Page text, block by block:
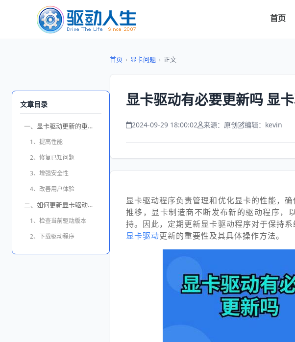
首页
文章目录
一、显卡驱动更新的重要性
1、提高性能
2、修复已知问题
3、增强安全性
4、改善用户体验
二、如何更新显卡驱动程序
1、检查当前驱动版本
2、下载驱动程序
首页 › 显卡问题 › 正文
显卡驱动有必要更新吗 显
2024-09-29 18:00:02 来源：原创 编辑：kevin
显卡驱动程序负责管理和优化显卡的性能，
推移，显卡制造商不断发布新的驱动程序，
持。因此，定期更新显卡驱动程序对于保持
显卡驱动更新的重要性及其具体操作方法。